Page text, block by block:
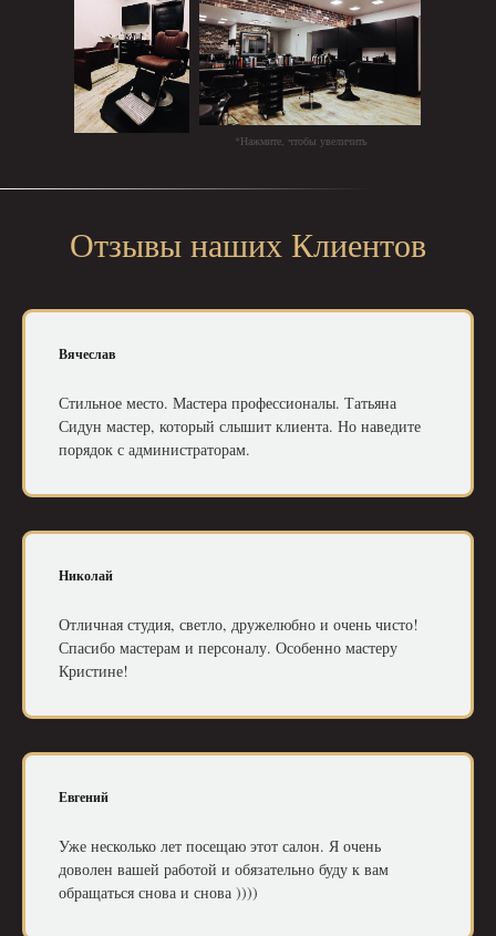
*Нажмите, чтобы увеличить
Отзывы наших Клиентов
Вячеслав
Стильное место. Мастера профессионалы. Татьяна
Сидун мастер, который слышит клиента. Но наведите
порядок с администраторам.
Николай
Отличная студия, светло, дружелюбно и очень чисто!
Спасибо мастерам и персоналу. Особенно мастеру
Кристине!
Евгений
Уже несколько лет посещаю этот салон. Я очень
доволен вашей работой и обязательно буду к вам
обращаться снова и снова ))))